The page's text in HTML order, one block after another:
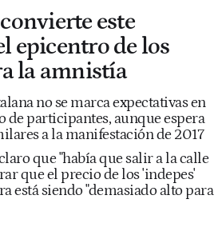
este
epicentro de los
la amnistía
no se marca expectativas en
de participantes, aunque espera
a la manifestación de 2017
que "había que salir a la calle
que el precio de los 'indepes'
está siendo "demasiado alto para